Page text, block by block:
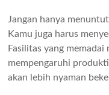
Jangan hanya
Kamu juga harus
Fasilitas yang
mempengaruhi
akan lebih nyaman